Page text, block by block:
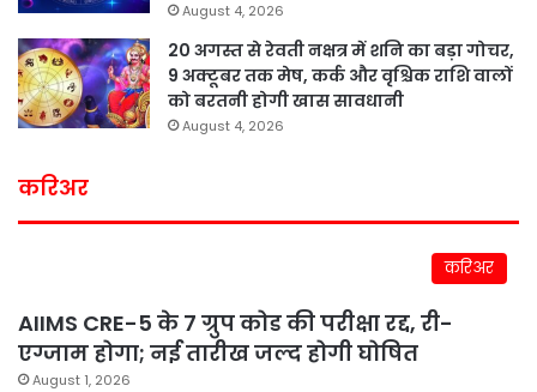
August 4, 2026
20 अगस्त से रेवती नक्षत्र में शनि का बड़ा गोचर,
9 अक्टूबर तक मेष, कर्क और वृश्चिक राशि वालों
को बरतनी होगी खास सावधानी
August 4, 2026
करिअर
करिअर
AIIMS CRE-5 के 7 ग्रुप कोड की परीक्षा रद्द, री-
एग्जाम होगा; नई तारीख जल्द होगी घोषित
August 1, 2026